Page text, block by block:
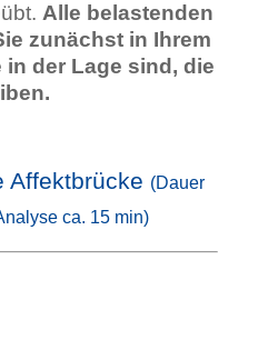
Alle belastenden
zunächst in Ihrem
in der Lage sind, die
Affektbrücke (Dauer
ca. 15 min)